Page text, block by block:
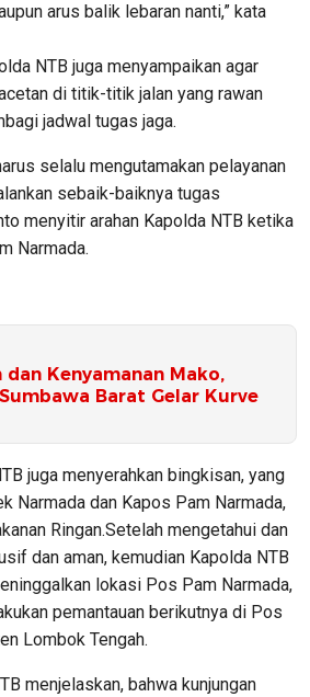
arus balik lebaran nanti,” kata
NTB juga menyampaikan agar
di titik-titik jalan yang rawan
jadwal tugas jaga.
selalu mengutamakan pelayanan
sebaik-baiknya tugas
menyitir arahan Kapolda NTB ketika
Narmada.
Kenyamanan Mako,
Barat Gelar Kurve
juga menyerahkan bingkisan, yang
Narmada dan Kapos Pam Narmada,
Ringan.Setelah mengetahui dan
dan aman, kemudian Kapolda NTB
lokasi Pos Pam Narmada,
pemantauan berikutnya di Pos
Lombok Tengah.
menjelaskan, bahwa kunjungan